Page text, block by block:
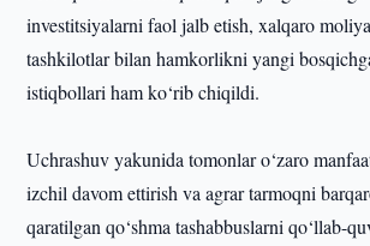
investitsiyalarni faol jalb etish, xalqaro
tashkilotlar bilan hamkorlikni yangi
istiqbollari ham ko‘rib chiqildi.
Uchrashuv yakunida tomonlar o‘zaro
izchil davom ettirish va agrar tarmoqni
qaratilgan qo‘shma tashabbuslarni qo‘llab-